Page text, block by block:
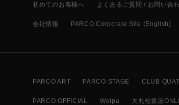
初めてのお客様へ よくあるご質問 / お問い合
会社情報 PARCO Corporate Site (English)
PARCO ART PARCO STAGE CLUB
PARCO OFFICIAL Welpa 大丸松坂屋